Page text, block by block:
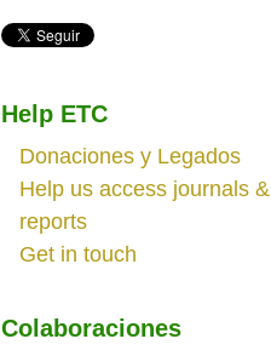
Help ETC
Donaciones y Legados
Help us access journals &
reports
Get in touch
Colaboraciones